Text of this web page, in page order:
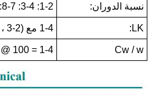
نسبة الدوران: 1-2: 3-4: 8-7: 6-5 = 3: 3: 2: 6 ± 5٪
LK: 1-4 مع (2-3 ، 5-6-7-8) قصيرة 0.5uH كحد أقصى @ 100 كيلو هرتز / 0.1 فولت
Cw / w 1-4 = 40pF Max (short2-3،6-7) @ 100 كيلو هرتز / 0.1 فولت